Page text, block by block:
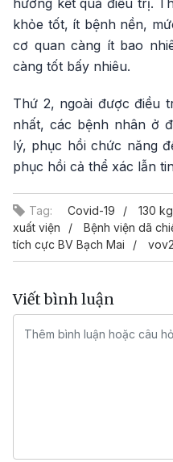
khỏe tốt, ít bệnh nền,
cơ quan càng ít bao
càng tốt bấy nhiêu.
Thứ 2, ngoài được điều
nhất, các bệnh nhân ở
lý, phục hồi chức năng
phục hồi cả thể xác lẫn
Tag: Covid-19 130 kg
xuất viện
Bệnh viện dã
tích cực BV Bạch Mai
vov2
Viết bình luận